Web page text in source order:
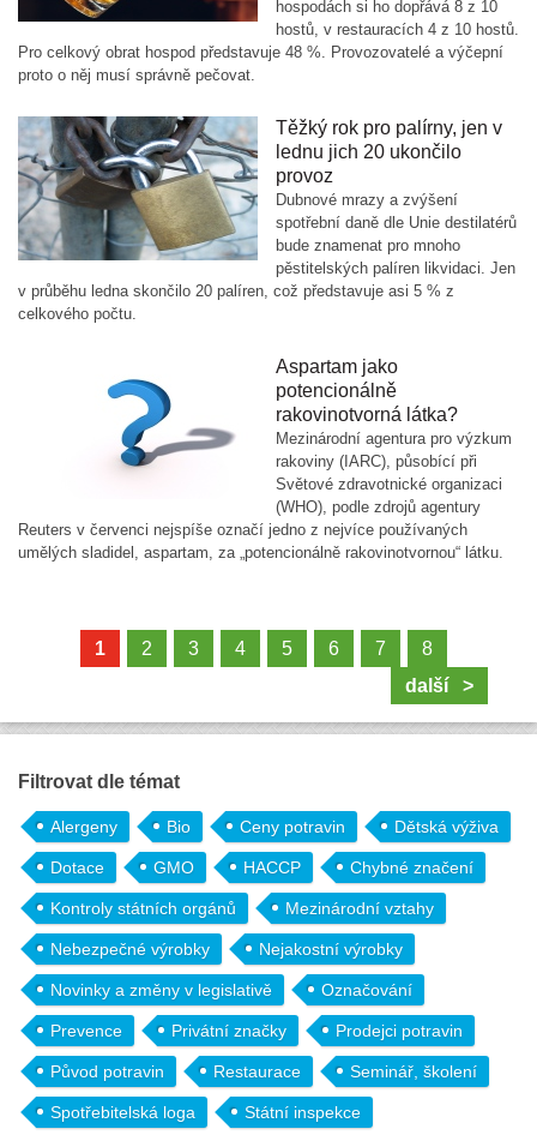
hospodách si ho dopřává 8 z 10
hostů, v restauracích 4 z 10 hostů.
Pro celkový obrat hospod představuje 48 %. Provozovatelé a výčepní
proto o něj musí správně pečovat.
Těžký rok pro palírny, jen v
lednu jich 20 ukončilo
provoz
Dubnové mrazy a zvýšení
spotřební daně dle Unie destilatérů
bude znamenat pro mnoho
pěstitelských palíren likvidaci. Jen
v průběhu ledna skončilo 20 palíren, což představuje asi 5 % z
celkového počtu.
Aspartam jako
potencionálně
rakovinotvorná látka?
Mezinárodní agentura pro výzkum
rakoviny (IARC), působící při
Světové zdravotnické organizaci
(WHO), podle zdrojů agentury
Reuters v červenci nejspíše označí jedno z nejvíce používaných
umělých sladidel, aspartam, za „potencionálně rakovinotvornou“ látku.
1 2 3 4 5 6 7
8
další >
Filtrovat dle témat
Alergeny Bio Ceny potravin Dětská výživa
Dotace GMO HACCP Chybné značení
Kontroly státních orgánů Mezinárodní vztahy
Nebezpečné výrobky Nejakostní výrobky
Novinky a změny v legislativě Označování
Prevence Privátní značky Prodejci potravin
Původ potravin Restaurace Seminář, školení
Spotřebitelská loga Státní inspekce